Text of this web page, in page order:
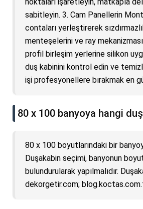
sabitleyin. 3. Cam Panellerin
contaları yerleştirerek
menteşelerini ve ray
profil birleşim yerlerine silikon
duş kabinini kontrol edin ve
işi profesyonellere bırakmak en
80 x 100 banyoya hangi
80 x 100 boyutlarındaki bir
Duşakabin seçimi, banyonun
bulundurularak yapılmalıdır.
dekorgetir.com;